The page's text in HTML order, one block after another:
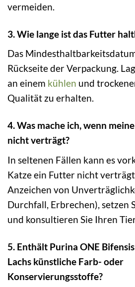
vermeiden.
3. Wie lange ist das Futter
Das
Rückseite der Verpackung.
an einem kühlen und
Qualität zu erhalten.
4. Was mache ich, wenn
nicht verträgt?
In seltenen Fällen kann es
Katze ein Futter nicht
Anzeichen von
Durchfall, Erbrechen), setzen
und konsultieren Sie Ihren
5. Enthält Purina ONE
Lachs künstliche Farb- oder
Konservierungsstoffe?